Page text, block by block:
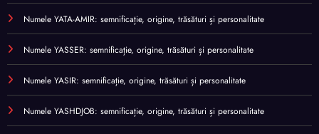
Numele YATA-AMIR: semnificație, origine, trăsături și personalitate
Numele YASSER: semnificație, origine, trăsături și personalitate
Numele YASIR: semnificație, origine, trăsături și personalitate
Numele YASHDJOB: semnificație, origine, trăsături și personalitate